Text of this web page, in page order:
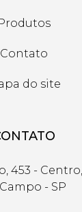
Contato
do site
453 -
- SP